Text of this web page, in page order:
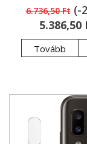
6.736,50 Ft(-
5.386,50
Tovább